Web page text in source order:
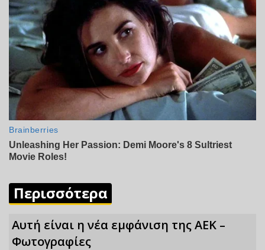
Περισσότερα
Αυτή είναι η νέα εμφάνιση της ΑΕΚ –
Φωτoγραφίες